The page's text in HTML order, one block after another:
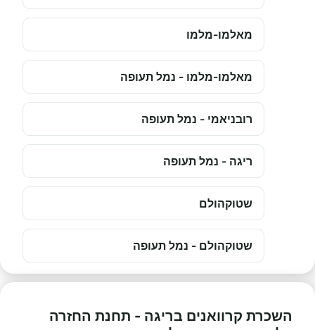
מאלמו-מלמו
מאלמו-מלמו - נמל תעופה
רובניאמי - נמל תעופה
ריגה - נמל תעופה
שטוקהולם
שטוקהולם - נמל תעופה
השכרת קרוואנים בריגה - תחנת החזרה